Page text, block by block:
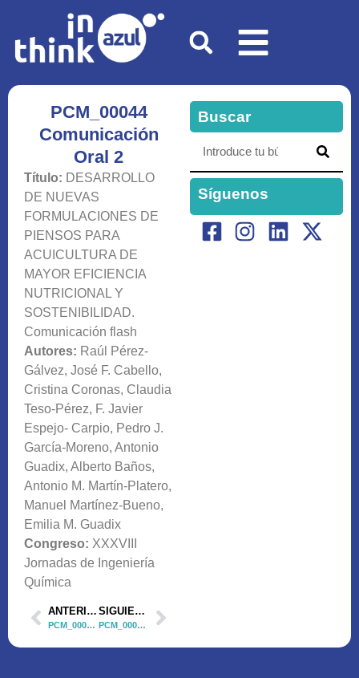
PCM_00044
Comunicación
Oral 2
Título: DESARROLLO
DE NUEVAS
FORMULACIONES DE
PIENSOS PARA
ACUICULTURA DE
MAYOR EFICIENCIA
NUTRICIONAL Y
SOSTENIBILIDAD.
Comunicación flash
Autores: Raúl Pérez-
Gálvez, José F. Cabello,
Cristina Coronas, Claudia
Teso-Pérez, F. Javier
Espejo- Carpio, Pedro J.
García-Moreno, Antonio
Guadix, Alberto Baños,
Antonio M. Martín-Platero,
Manuel Martínez-Bueno,
Emilia M. Guadix
Congreso: XXXVIII
Jornadas de Ingeniería
Química
ANTERIOR
PCM_00044 Comunicación Oral 1
SIGUIENTE
PCM_00044 Comunicación Oral 3
Buscar
Síguenos